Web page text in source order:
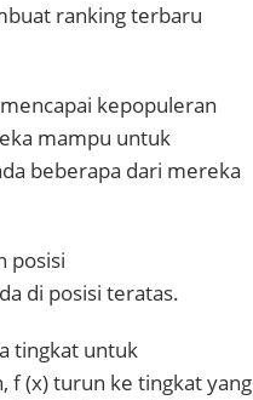
ranking terbaru
kepopuleran
mampu untuk
beberapa dari mereka
posisi
di posisi teratas.
tingkat untuk
f (x) turun ke tingkat yang